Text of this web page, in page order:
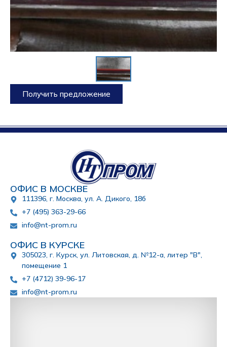
Получить предложение
ОФИС В МОСКВЕ
111396, г. Москва, ул. А. Дикого, 18б
+7 (495) 363-29-66
info@nt-prom.ru
ОФИС В КУРСКЕ
305023, г. Курск, ул. Литовская, д. №12-а, литер "В",
помещение 1
+7 (4712) 39-96-17
info@nt-prom.ru